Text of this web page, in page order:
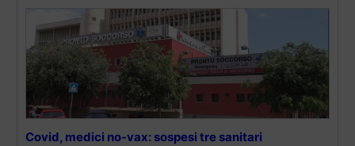
Covid, medici no-vax: sospesi tre sanitari